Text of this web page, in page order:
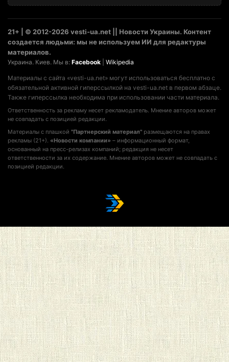
21+ | © 2012-2026 vesti-ua.net || Новости Украины. Контент
создается людьми: мы не используем ИИ для редактуры
материалов.
Украина. Киев. Мы в: Facebook Wikipedia
Материалы с сайта «vesti-ua.net» могут использоваться бесплатно с
обязательной активной гиперссылкой на vesti-ua.net в первом абзаце.
Также гиперссылка необходима при использовании части материала.
Ответственность за рекламу несет рекламодатель. Мнение авторов может
не совпадать с позицией редакции.
Материалы с плашкой "Партнерский материал" размещаются на правах
рекламы (21+). «Новости компании» – информационный формат,
основанный на пресс-релизах компаний; редакция не несет
ответственности за их содержание. Мнение авторов может не совпадать с
позицией редакции.